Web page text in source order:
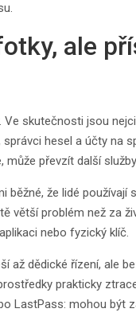
ale
skutečnosti jsou
hesel a účty na
převzít další
že lidé používají
větší problém než za
nebo fyzický klíč.
až dědické řízení, ale
prakticky
LastPass: mohou být